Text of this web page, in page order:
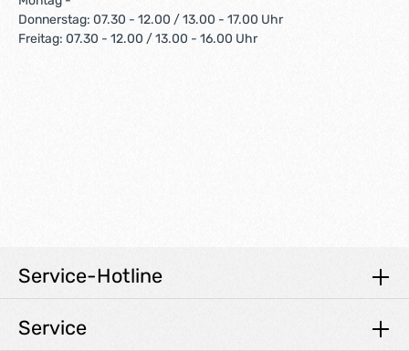
Donnerstag: 07.30 - 12.00 / 13.00 - 17.00 Uhr
Freitag: 07.30 - 12.00 / 13.00 - 16.00 Uhr
Service-Hotline
Service